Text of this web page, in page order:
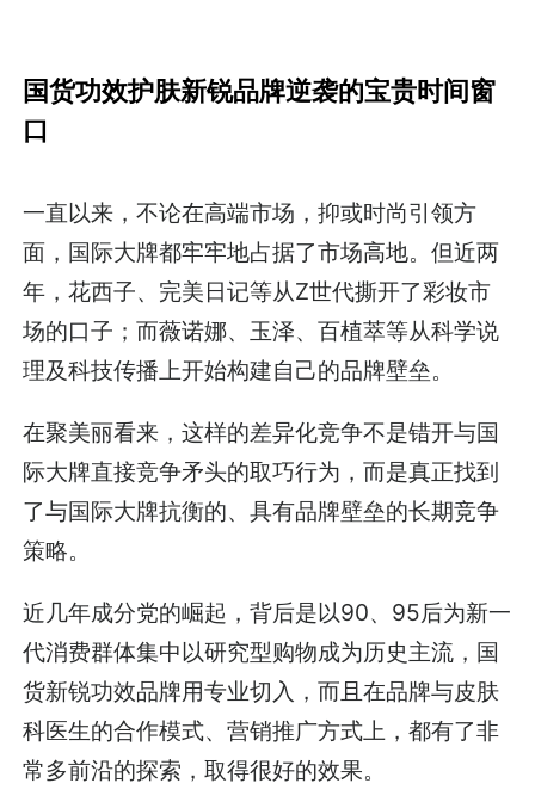
国货功效护肤新锐品牌逆袭的宝贵时间窗
口
一直以来，不论在高端市场，抑或时尚引领方
面，国际大牌都牢牢地占据了市场高地。但近两
年，花西子、完美日记等从Z世代撕开了彩妆市
场的口子；而薇诺娜、玉泽、百植萃等从科学说
理及科技传播上开始构建自己的品牌壁垒。
在聚美丽看来，这样的差异化竞争不是错开与国
际大牌直接竞争矛头的取巧行为，而是真正找到
了与国际大牌抗衡的、具有品牌壁垒的长期竞争
策略。
近几年成分党的崛起，背后是以90、95后为新一
代消费群体集中以研究型购物成为历史主流，国
货新锐功效品牌用专业切入，而且在品牌与皮肤
科医生的合作模式、营销推广方式上，都有了非
常多前沿的探索，取得很好的效果。